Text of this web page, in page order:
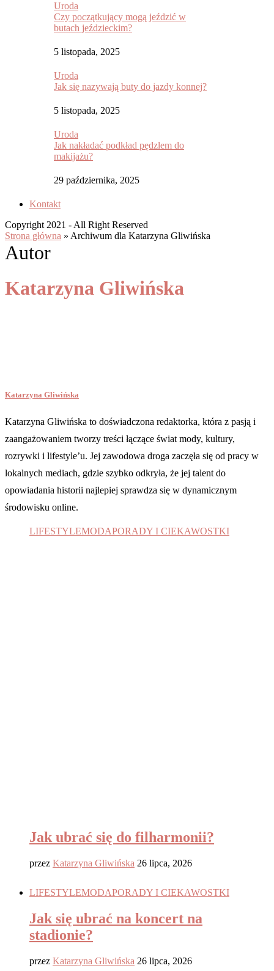
Uroda
Czy początkujący mogą jeździć w
butach jeździeckim?
5 listopada, 2025
Uroda
Jak się nazywają buty do jazdy konnej?
5 listopada, 2025
Uroda
Jak nakładać podkład pędzlem do
makijażu?
29 października, 2025
Kontakt
Copyright 2021 - All Right Reserved
Strona główna » Archiwum dla Katarzyna Gliwińska
Autor
Katarzyna Gliwińska
Katarzyna Gliwińska
Katarzyna Gliwińska to doświadczona redaktorka, która z pasją i
zaangażowaniem tworzy treści łączące świat mody, kultury,
rozrywki i lifestyle’u. Jej zawodowa droga zaczęła się od pracy w
lokalnych mediach, gdzie szybko odkryła, że jej talent do
opowiadania historii najlepiej sprawdza się w dynamicznym
środowisku online.
LIFESTYLEMODAPORADY I CIEKAWOSTKI
Jak ubrać się do filharmonii?
przez Katarzyna Gliwińska 26 lipca, 2026
LIFESTYLEMODAPORADY I CIEKAWOSTKI
Jak się ubrać na koncert na
stadionie?
przez Katarzyna Gliwińska 26 lipca, 2026